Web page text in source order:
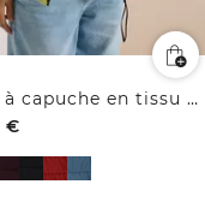
Veste à capuche en tissu Scuba et matières mélangées
€